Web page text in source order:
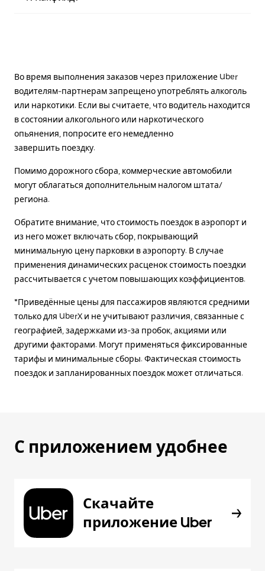
Во время выполнения заказов через приложение Uber
водителям-партнерам запрещено употреблять алкоголь
или наркотики. Если вы считаете, что водитель находится
в состоянии алкогольного или наркотического
опьянения, попросите его немедленно
завершить поездку.
Помимо дорожного сбора, коммерческие автомобили
могут облагаться дополнительным налогом штата/
региона.
Обратите внимание, что стоимость поездок в аэропорт и
из него может включать сбор, покрывающий
минимальную цену парковки в аэропорту. В случае
применения динамических расценок стоимость поездки
рассчитывается с учетом повышающих коэффициентов.
*Приведённые цены для пассажиров являются средними
только для UberX и не учитывают различия, связанные с
географией, задержками из-за пробок, акциями или
другими факторами. Могут применяться фиксированные
тарифы и минимальные сборы. Фактическая стоимость
поездок и запланированных поездок может отличаться.
С приложением удобнее
Скачайте
приложение Uber